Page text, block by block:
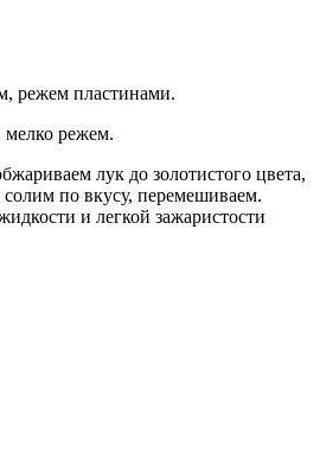
режем пластинами.
режем.
лук до золотистого цвета,
по вкусу, перемешиваем.
и легкой зажаристости